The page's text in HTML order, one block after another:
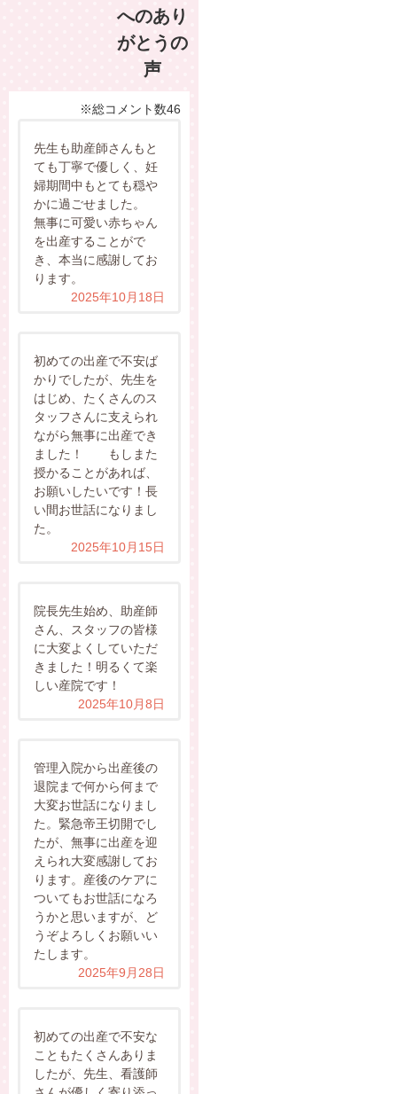
へのあり
がとうの
声
※総コメント数46
先生も助産師さんもと
ても丁寧で優しく、妊
婦期間中もとても穏や
かに過ごせました。
無事に可愛い赤ちゃん
を出産することがで
き、本当に感謝してお
ります。
2025年10月18日
初めての出産で不安ば
かりでしたが、先生を
はじめ、たくさんのス
タッフさんに支えられ
ながら無事に出産でき
ました！ もしまた
授かることがあれば、
お願いしたいです！長
い間お世話になりまし
た。
2025年10月15日
院長先生始め、助産師
さん、スタッフの皆様
に大変よくしていただ
きました！明るくて楽
しい産院です！
2025年10月8日
管理入院から出産後の
退院まで何から何まで
大変お世話になりまし
た。緊急帝王切開でし
たが、無事に出産を迎
えられ大変感謝してお
ります。産後のケアに
ついてもお世話になろ
うかと思いますが、ど
うぞよろしくお願いい
たします。
2025年9月28日
初めての出産で不安な
こともたくさんありま
したが、先生、看護師